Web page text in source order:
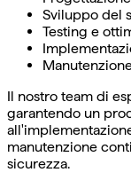
Sviluppo del
Testing e
Il nostro team di
garantendo un
manutenzione
sicurezza.